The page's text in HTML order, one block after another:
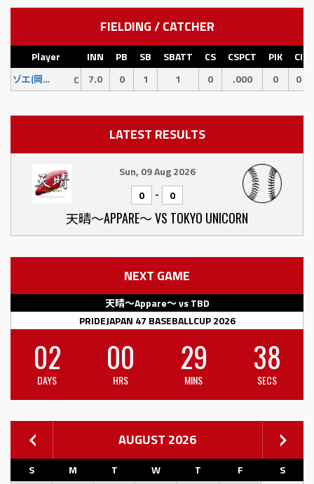
FIELDING / CATCHER
Player INN PB SB SBATT CS CSPCT PIK CI
ゾエ(岡添) C 7.0 0 1 1 0 .000 0 0
LATEST RESULTS
Sun, 09 Aug 2026
0
- 0
天晴〜APPARE〜 VS TOKYO UNICORN
NEXT GAME
天晴〜Appare〜 vs TBD
PRIDEJAPAN 47 BASEBALLCUP 2026
02
DAYS
00
HRS
29
MINS
38
SECS
AUGUST 2026
S M T W T F
S